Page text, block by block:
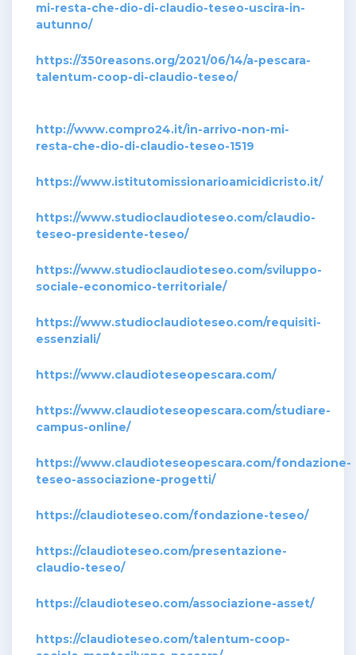
mi-resta-che-dio-di-claudio-teseo-uscira-in-
autunno/
https://350reasons.org/2021/06/14/a-pescara-
talentum-coop-di-claudio-teseo/
http://www.compro24.it/in-arrivo-non-mi-
resta-che-dio-di-claudio-teseo-1519
https://www.istitutomissionarioamicidicristo.it/
https://www.studioclaudioteseo.com/claudio-
teseo-presidente-teseo/
https://www.studioclaudioteseo.com/sviluppo-
sociale-economico-territoriale/
https://www.studioclaudioteseo.com/requisiti-
essenziali/
https://www.claudioteseopescara.com/
https://www.claudioteseopescara.com/studiare-
campus-online/
https://www.claudioteseopescara.com/fondazione-
teseo-associazione-progetti/
https://claudioteseo.com/fondazione-teseo/
https://claudioteseo.com/presentazione-
claudio-teseo/
https://claudioteseo.com/associazione-asset/
https://claudioteseo.com/talentum-coop-